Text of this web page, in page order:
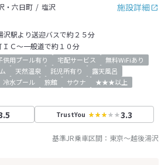
施設詳細
・六日町
塩沢
駅より送迎バスで約２５分
Ｃ～一般道で約１０分
供用プール有り 宅配サービス
無料WiFiあり
天然温泉 託児所有り
露天風呂
冷水プール 旅館 サウナ
★★★以上
TrustYou 3.3
基準JR乗車区間： 東京～越後湯沢